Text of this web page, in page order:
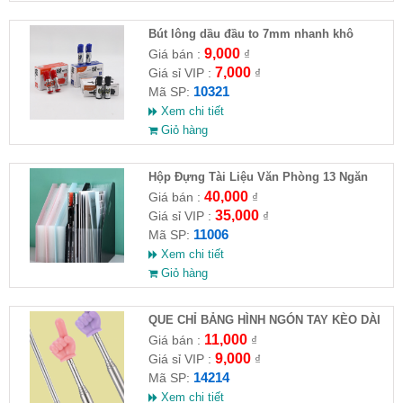
Bút lông dầu đầu to 7mm nhanh khô
Giá bán : 9,000₫
Giá sỉ VIP : 7,000₫
Mã SP: 10321
Xem chi tiết
Giỏ hàng
Hộp Đựng Tài Liệu Văn Phòng 13 Ngăn
Giá bán : 40,000₫
Giá sỉ VIP : 35,000₫
Mã SP: 11006
Xem chi tiết
Giỏ hàng
QUE CHỈ BẢNG HÌNH NGÓN TAY KÈO DÀI
68CM
Giá bán : 11,000₫
Giá sỉ VIP : 9,000₫
Mã SP: 14214
Xem chi tiết